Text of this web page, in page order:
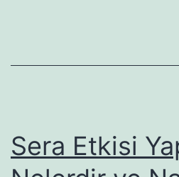
Sera Etkisi